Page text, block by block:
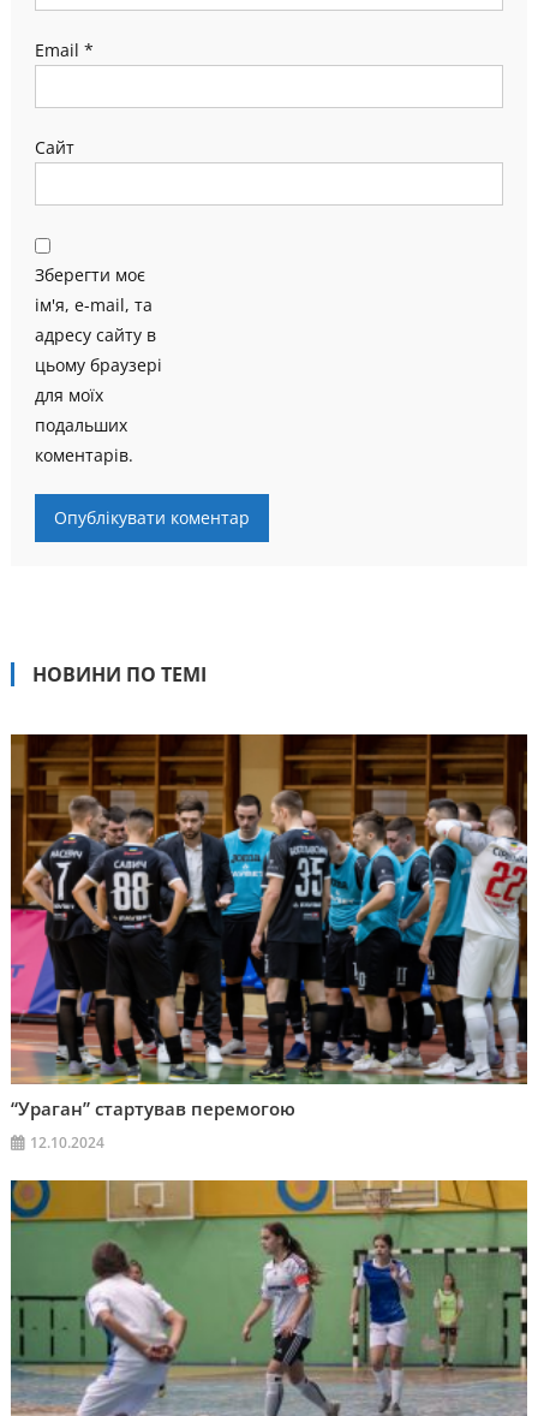
Email *
Сайт
Зберегти моє
ім'я, e-mail, та
адресу сайту в
цьому браузері
для моїх
подальших
коментарів.
НОВИНИ ПО ТЕМІ
“Ураган” стартував перемогою
12.10.2024